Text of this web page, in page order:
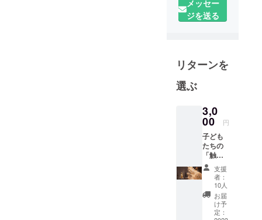
何度かの改
称を経て平
法人日本彫
刻会」とな
る。毎年4月
刻会展覧
会」を東京
都美術館で
開催し、彫
刻芸術の発
展推進を目
的とすると
ともに、視
覚障害者の
メッセー
ジを送る
リターンを
選ぶ
3,0
00 円
子ども
たちの
「触れ
るアー
ト」の
充実化
に繋げ
ます。
＜リ
支援
者：
10人
お届
け予
定：